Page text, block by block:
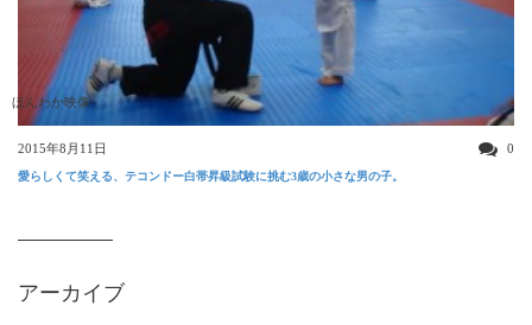
ほんわか映像
2015年8月11日 0
愛らしくて笑える、テコンドー白帯昇級試験に挑む3歳の小さな男の子。
アーカイブ